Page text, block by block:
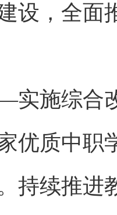
设，全面
综合改
优质中职
持续推进